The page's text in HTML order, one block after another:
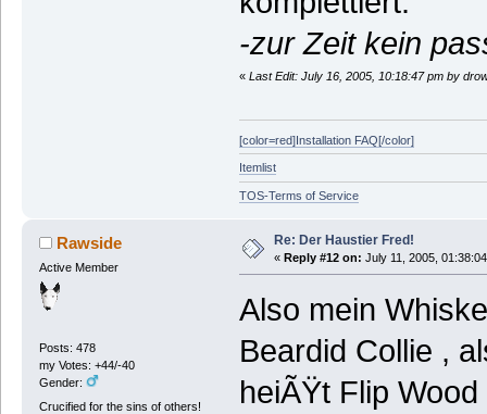
-zur Zeit kein
« Last Edit: July 16, 2005, 10:18:47 pm by
[color=red]Installation FAQ[/color]
Itemlist
TOS-Terms of Service
Rawside
Active Member
Posts: 478
my Votes: +44/-40
Gender:
Crucified for the sins of others!
Re: Der Haustier Fred!
« Reply #12 on: July 11, 2005,
Also mein
Beardid Collie ,
heiÃŸt Flip